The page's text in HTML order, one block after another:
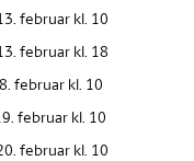
februar kl. 10
februar kl. 18
februar kl. 10
februar kl. 10
februar kl. 10